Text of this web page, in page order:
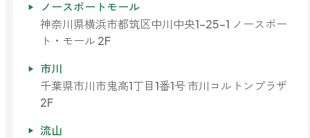
ノースポートモール
神奈川県横浜市都筑区中川中央1-25-1 ノースポー
ト・モール 2F
市川
千葉県市川市鬼高1丁目1番1号 市川コルトンプラザ
2F
流山